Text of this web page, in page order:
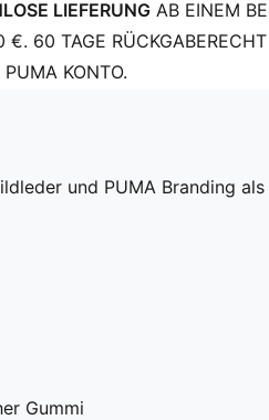
LIEFERUNG AB EINEM
€. 60 TAGE
KONTO.
und PUMA Branding als
Gummi